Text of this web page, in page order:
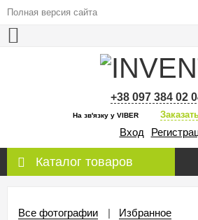
Полная версия сайта
+38 097 384 02
На зв'язку у VIBER
Вход
Каталог товаров
Все фотографии Избранное